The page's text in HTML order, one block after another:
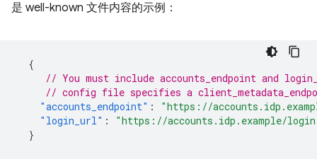
是 well-known 文件内容的示例：
{
// You must include accounts_endpoint and
// config file specifies a
"accounts_endpoint" :
"https://
"login_url" :
"https://accounts.idp.example/
}